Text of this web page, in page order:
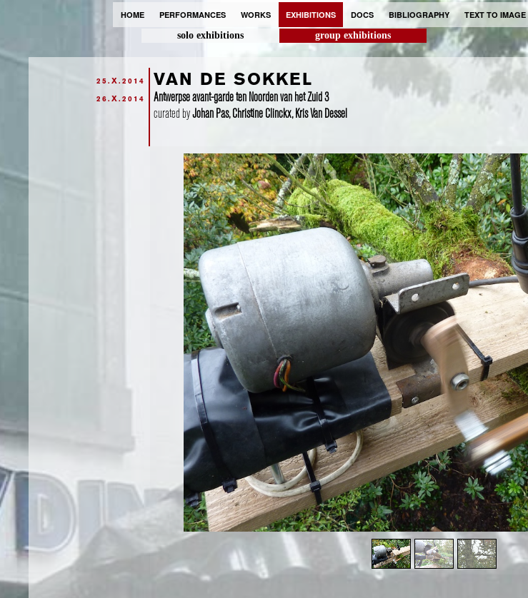
HOME PERFORMANCES WORKS EXHIBITIONS DOCS BIBLIOGRAPHY TEXT TO IMAGE
solo exhibitions
group exhibitions
25.X.2014
26.X.2014
VAN DE SOKKEL
Antwerpse avant-garde ten Noorden van het Zuid 3
curated byJohan Pas, Christine Clinckx, Kris Van Dessel